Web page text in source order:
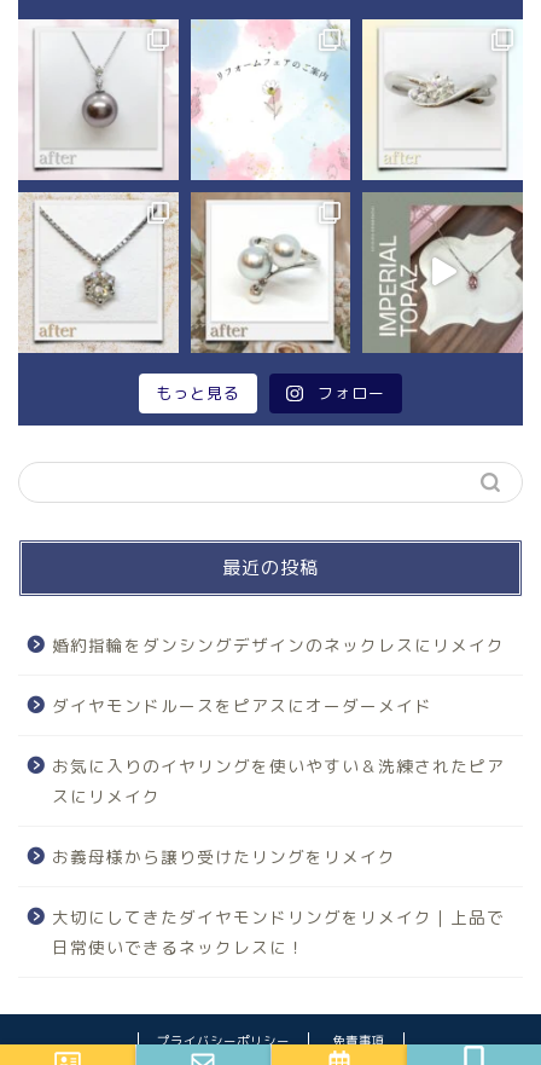
もっと見る フォロー
最近の投稿
婚約指輪をダンシングデザインのネックレスにリメイク
ダイヤモンドルースをピアスにオーダーメイド
お気に入りのイヤリングを使いやすい＆洗練されたピア
スにリメイク
お義母様から譲り受けたリングをリメイク
大切にしてきたダイヤモンドリングをリメイク｜上品で
日常使いできるネックレスに！
プライバシーポリシー
免責事項